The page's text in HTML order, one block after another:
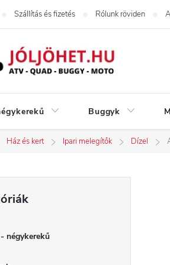
Szállítás és fizetés Rólunk röviden
Buggyk
Ház és kert Ipari melegítők Dízel
négykerekű